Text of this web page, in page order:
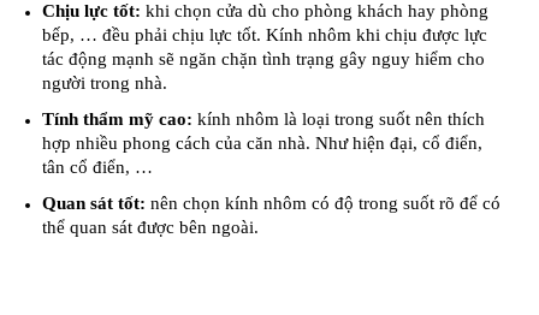
Chịu lực tốt: khi chọn cửa dù cho phòng khách hay phòng
bếp, … đều phải chịu lực tốt. Kính nhôm khi chịu được lực
tác động mạnh sẽ ngăn chặn tình trạng gây nguy hiểm cho
người trong nhà.
Tính thẩm mỹ cao: kính nhôm là loại trong suốt nên thích
hợp nhiều phong cách của căn nhà. Như hiện đại, cổ điển,
tân cổ điển, …
Quan sát tốt: nên chọn kính nhôm có độ trong suốt rõ để có
thể quan sát được bên ngoài.